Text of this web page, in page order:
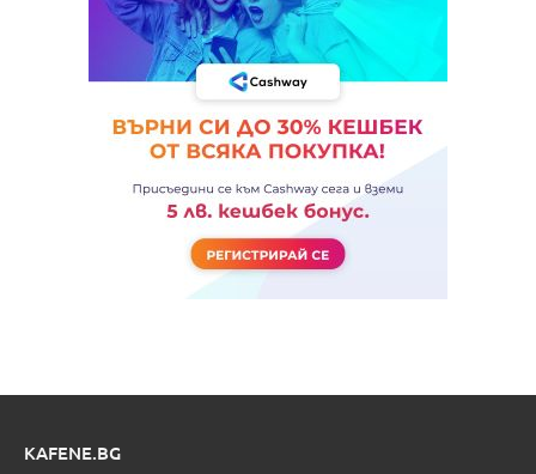
KAFENE.BG